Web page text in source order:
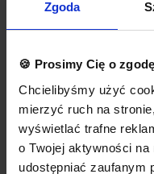
Zgoda
🍪 Prosimy Cię o zgodę
Chcielibyśmy użyć
mierzyć ruch na
wyświetlać trafne
o Twojej aktywności
udostępniać zaufanym
więcej
Okapy wyposażone
umożliwiających
wyposażenie okapu.
Okap należy
wentylacyjnej w
Opcje dodatkowe
łapacze tłuszczu
zmywarce